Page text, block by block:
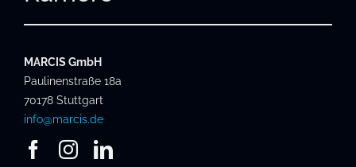
MARCIS GmbH
Paulinenstraße 18a
70178 Stuttgart
info@marcis.de